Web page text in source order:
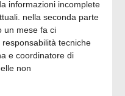
informazioni incomplete
nella seconda parte
un mese fa ci
responsabilità tecniche
e coordinatore di
non